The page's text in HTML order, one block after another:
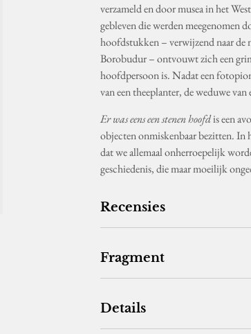
verzameld en door musea in het
gebleven die werden meegenomen
hoofdstukken – verwijzend naar de
Borobudur – ontvouwt zich een
hoofdpersoon is. Nadat een
van een theeplanter, de weduwe
Er was eens een stenen hoofdis een
objecten onmiskenbaar bezitten. In
dat we allemaal onherroepelijk
geschiedenis, die maar moeilijk
Recensies
Fragment
Details